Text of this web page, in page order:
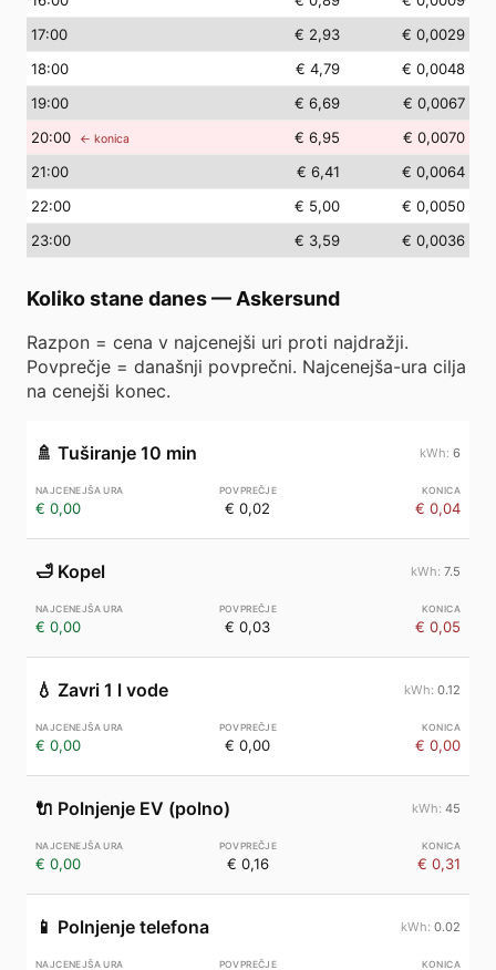
17:00 € 2,93
€ 0,0029
18:00 € 4,79
€ 0,0048
19:00 € 6,69
€ 0,0067
20:00 ← konica € 6,95
€ 0,0070
21:00 € 6,41
€ 0,0064
22:00 € 5,00
€ 0,0050
23:00 € 3,59 € 0,0036
Koliko stane danes— Askersund
Razpon = cena v najcenejši uri proti najdražji.
Povprečje = današnji povprečni. Najcenejša-ura cilja
na cenejši konec.
🚿 Tuširanje 10 min 6
€ 0,00 € 0,02 € 0,04
🛁 Kopel 7.5
€ 0,00 € 0,03 € 0,05
💧 Zavri 1 l vode 0.12
€ 0,00 € 0,00 € 0,00
🔌 Polnjenje EV (polno) 45
€ 0,00 € 0,16 € 0,31
📱 Polnjenje telefona 0.02